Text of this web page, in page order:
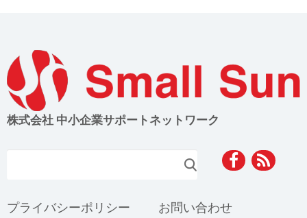
株式会社 中小企業サポートネットワーク
プライバシーポリシー
お問い合わせ